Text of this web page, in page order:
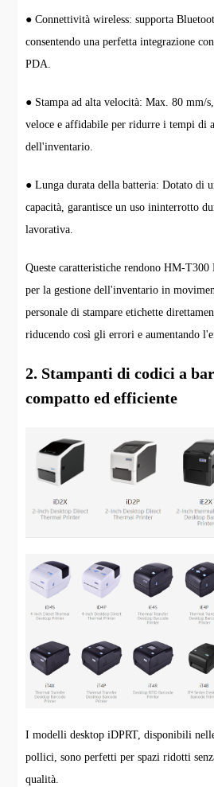
● Connettività wireless: supporta
consentendo una perfetta integrazione
PDA.
● Stampa ad alta velocità: Max. 80 mm/
veloce e affidabile per ridurre i tempi di
dell'inventario.
● Lunga durata della batteria: Dotato di
capacità, garantisce un uso ininterrotto
lavorativa.
Queste caratteristiche rendono HM-T300
per la gestione dell'inventario in
personale di stampare etichette
riducendo così gli errori e aumentando
2. Stampanti di codici a
compatto ed efficiente
I modelli desktop iDPRT, disponibili
pollici, sono perfetti per spazi ridotti
qualità.